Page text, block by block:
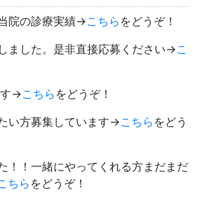
院の診療実績→こちら をどうぞ！
ました。是非直接応募ください→こ
す→こちら をどうぞ！
い方募集しています→こちら をどう
！！一緒にやってくれる方まだまだ
ちら をどうぞ！